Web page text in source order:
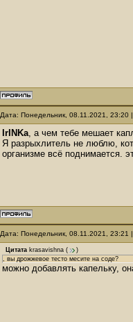
Дата: Понедельник, 08.11.2021,
IrINKa, а чем тебе мешает
Я разрыхлитель не люблю,
организме всё поднимается.
Дата: Понедельник, 08.11.2021,
Цитата krasavishna (
)
, вы дрожжевое тесто месите на соде?
можно добавлять капельку,